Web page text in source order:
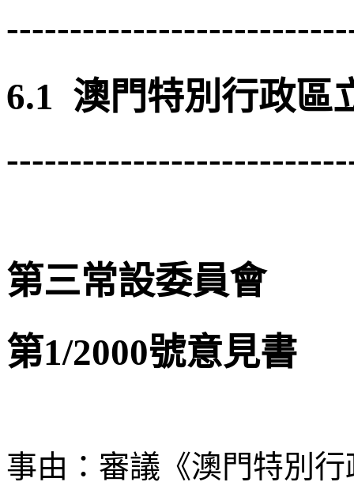
6.1 澳門特別行政區
第三常設委員會
第1/2000號意見書
事由：審議《澳門特別